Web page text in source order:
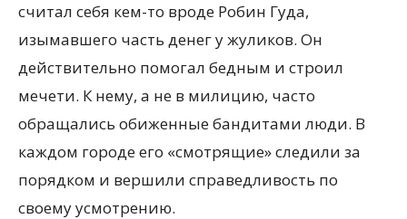
считал себя кем-то вроде Робин Гуда,
изымавшего часть денег у жуликов. Он
действительно помогал бедным и строил
мечети. К нему, а не в милицию, часто
обращались обиженные бандитами люди. В
каждом городе его «смотрящие» следили за
порядком и вершили справедливость по
своему усмотрению.